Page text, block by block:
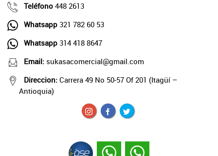
Teléfono 448 2613
Whatsapp 321 782 60 53
Whatsapp 314 418 8647
Email: sukasacomercial@gmail.com
Direccion: Carrera 49 No 50-57 Of 201 (Itagüí –
Antioquia)